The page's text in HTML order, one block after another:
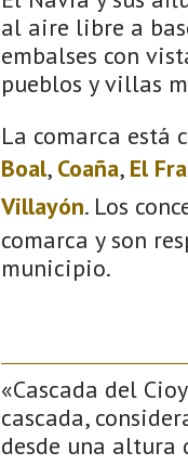
al aire libre a
embalses con
pueblos y villas
La comarca está
Boal, Coaña, El
Villayón. Los
comarca y son
municipio.
«Cascada del
cascada,
desde una altura